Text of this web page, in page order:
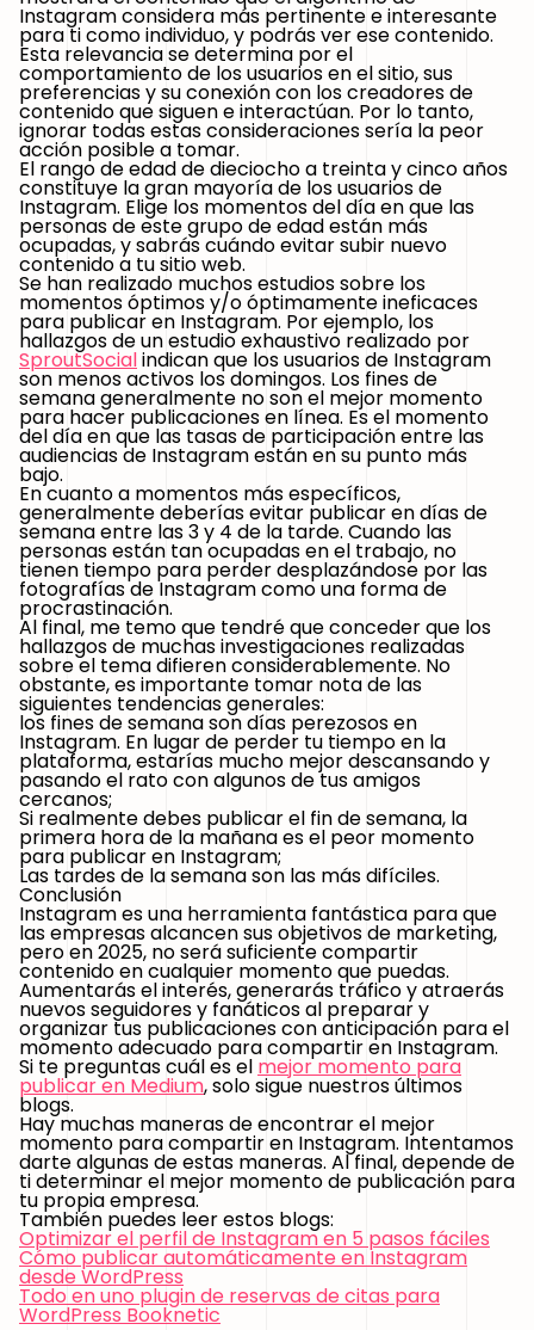
Instagram considera más pertinente e interesante
para ti como individuo, y podrás ver ese contenido.
Esta relevancia se determina por el
comportamiento de los usuarios en el sitio, sus
preferencias y su conexión con los creadores de
contenido que siguen e interactúan. Por lo tanto,
ignorar todas estas consideraciones sería la peor
acción posible a tomar.
El rango de edad de dieciocho a treinta y cinco años
constituye la gran mayoría de los usuarios de
Instagram. Elige los momentos del día en que las
personas de este grupo de edad están más
ocupadas, y sabrás cuándo evitar subir nuevo
contenido a tu sitio web.
Se han realizado muchos estudios sobre los
momentos óptimos y/o óptimamente ineficaces
para publicar en Instagram. Por ejemplo, los
hallazgos de un estudio exhaustivo realizado por
SproutSocialindican que los usuarios de Instagram
son menos activos los domingos. Los fines de
semana generalmente no son el mejor momento
para hacer publicaciones en línea. Es el momento
del día en que las tasas de participación entre las
audiencias de Instagram están en su punto más
bajo.
En cuanto a momentos más específicos,
generalmente deberías evitar publicar en días de
semana entre las 3 y 4 de la tarde. Cuando las
personas están tan ocupadas en el trabajo, no
tienen tiempo para perder desplazándose por las
fotografías de Instagram como una forma de
procrastinación.
Al final, me temo que tendré que conceder que los
hallazgos de muchas investigaciones realizadas
sobre el tema difieren considerablemente. No
obstante, es importante tomar nota de las
siguientes tendencias generales:
los fines de semana son días perezosos en
Instagram. En lugar de perder tu tiempo en la
plataforma, estarías mucho mejor descansando y
pasando el rato con algunos de tus amigos
cercanos;
Si realmente debes publicar el fin de semana, la
primera hora de la mañana es el peor momento
para publicar en Instagram;
Las tardes de la semana son las más difíciles.
Conclusión
Instagram es una herramienta fantástica para que
las empresas alcancen sus objetivos de marketing,
pero en 2025, no será suficiente compartir
contenido en cualquier momento que puedas.
Aumentarás el interés, generarás tráfico y atraerás
nuevos seguidores y fanáticos al preparar y
organizar tus publicaciones con anticipación para el
momento adecuado para compartir en Instagram.
Si te preguntas cuál es el mejor momento para
publicar en Medium, solo sigue nuestros últimos
blogs.
Hay muchas maneras de encontrar el mejor
momento para compartir en Instagram. Intentamos
darte algunas de estas maneras. Al final, depende de
ti determinar el mejor momento de publicación para
tu propia empresa.
También puedes leer estos blogs:
Optimizar el perfil de Instagram en 5 pasos fáciles
Cómo publicar automáticamente en Instagram
desde WordPress
Todo en uno plugin de reservas de citas para
WordPress Booknetic